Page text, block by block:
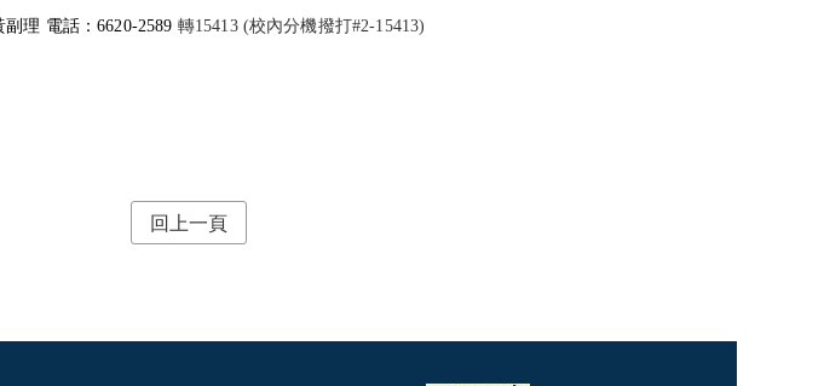
理 電話：6620-2589 轉15413 (校內分機撥打#2-15413)
回上一頁